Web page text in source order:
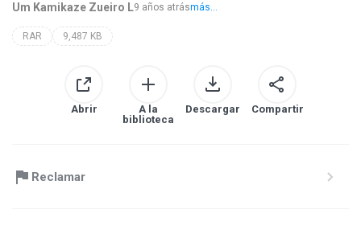
Um Kamikaze Zueiro L9 años atrásmás...
RAR 9,487 KB
Abrir
A la
biblioteca
Descargar Compartir
Reclamar